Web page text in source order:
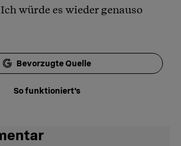
würde es wieder genauso
Bevorzugte Quelle
So funktioniert's